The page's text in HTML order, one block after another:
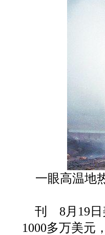
一眼高温地
刊 8月19日
1000多万美元